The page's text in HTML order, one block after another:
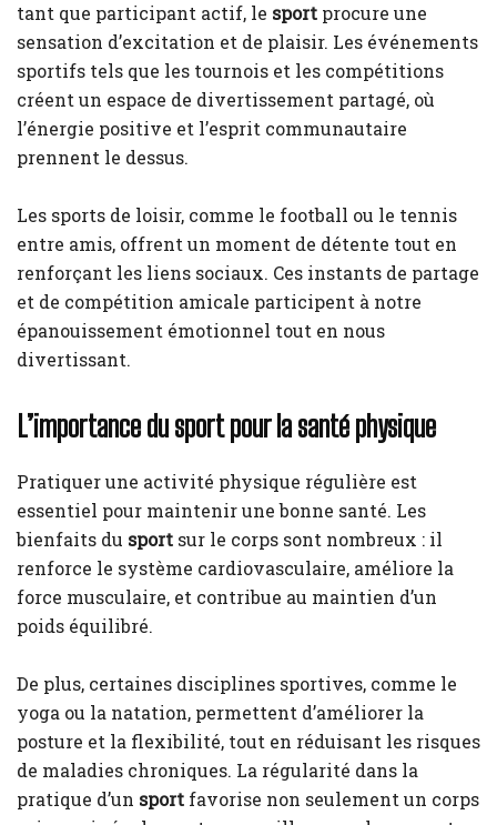
tant que participant actif, le sport procure une
sensation d’excitation et de plaisir. Les événements
sportifs tels que les tournois et les compétitions
créent un espace de divertissement partagé, où
l’énergie positive et l’esprit communautaire
prennent le dessus.
Les sports de loisir, comme le football ou le tennis
entre amis, offrent un moment de détente tout en
renforçant les liens sociaux. Ces instants de partage
et de compétition amicale participent à notre
épanouissement émotionnel tout en nous
divertissant.
L’importance du sport pour la santé physique
Pratiquer une activité physique régulière est
essentiel pour maintenir une bonne santé. Les
bienfaits du sport sur le corps sont nombreux : il
renforce le système cardiovasculaire, améliore la
force musculaire, et contribue au maintien d’un
poids équilibré.
De plus, certaines disciplines sportives, comme le
yoga ou la natation, permettent d’améliorer la
posture et la flexibilité, tout en réduisant les risques
de maladies chroniques. La régularité dans la
pratique d’un sport favorise non seulement un corps